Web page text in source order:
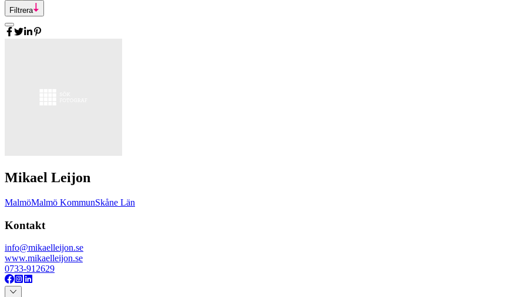
Filtrera
Mikael Leijon
MalmöMalmö KommunSkåne Län
Kontakt
info@mikaelleijon.se
www.mikaelleijon.se
0733-912629